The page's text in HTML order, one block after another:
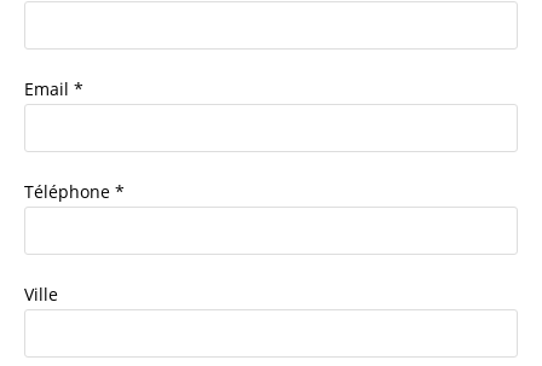
Email *
Téléphone *
Ville